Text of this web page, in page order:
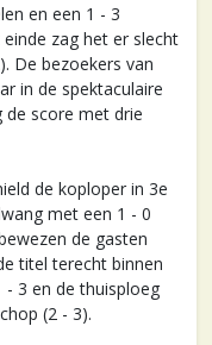
en een 1 - 3
zag het er slecht
De bezoekers van
in de spektaculaire
de score met drie
de koploper in 3e
met een 1 - 0
de gasten
titel terecht binnen
- 3 en de thuisploeg
(2 - 3).